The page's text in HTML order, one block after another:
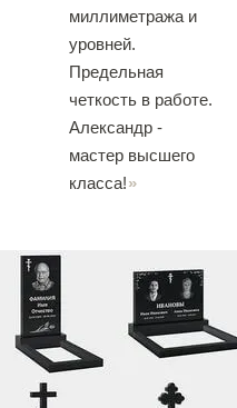
миллиметража и
уровней.
Предельная
четкость в работе.
Александр -
мастер высшего
класса!